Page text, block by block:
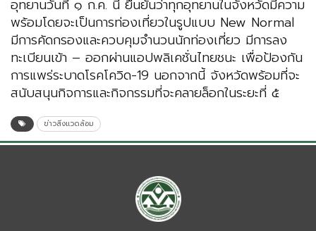
อุทยานวันที่ ๑ ก.ค. นี้ ยืนยันว่าทุกอุทยานในจังหวัดมีความ
พร้อมโดยจะเป็นการท่องเที่ยวในรูปแบบ New Normal
มีการคัดกรองและควบคุมจำนวนนักท่องเที่ยว มีการลง
ทะเบียนเข้า – ออกผ่านแอปพลิเคชั่นไทยชนะ เพื่อป้องกัน
การแพร่ระบาดโรคโควิด-19 นอกจากนี้ จังหวัดพร้อมที่จะ
สนับสนุนกิจการและกิจกรรมที่จะคลายล็อกในระยะที่ ๕
ข่าวสิ่งแวดล้อม